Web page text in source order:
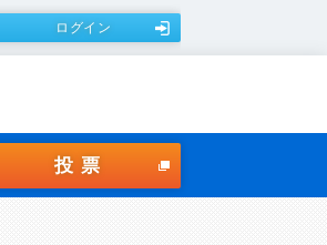
ログイン
投票